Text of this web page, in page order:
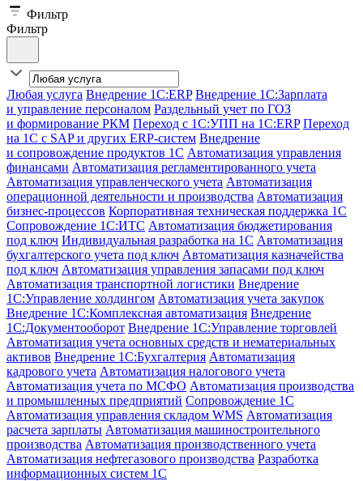
Фильтр
Фильтр
Любая услуга Внедрение 1С:ERP Внедрение 1С:Зарплата
и управление персоналом Раздельный учет по ГОЗ
и формирование РКМ Переход с 1С:УПП на 1С:ERP Переход
на 1С с SAP и других ERP-систем Внедрение
и сопровождение продуктов 1С Автоматизация управления
финансами Автоматизация регламентированного учета
Автоматизация управленческого учета Автоматизация
операционной деятельности и производства Автоматизация
бизнес-процессов Корпоративная техническая поддержка 1С
Сопровождение 1С:ИТС Автоматизация бюджетирования
под ключ Индивидуальная разработка на 1С Автоматизация
бухгалтерского учета под ключ Автоматизация казначейства
под ключ Автоматизация управления запасами под ключ
Автоматизация транспортной логистики Внедрение
1С:Управление холдингом Автоматизация учета закупок
Внедрение 1С:Комплексная автоматизация Внедрение
1С:Документооборот Внедрение 1С:Управление торговлей
Автоматизация учета основных средств и нематериальных
активов Внедрение 1С:Бухгалтерия Автоматизация
кадрового учета Автоматизация налогового учета
Автоматизация учета по МСФО Автоматизация производства
и промышленных предприятий Сопровождение 1С
Автоматизация управления складом WMS Автоматизация
расчета зарплаты Автоматизация машиностроительного
производства Автоматизация производственного учета
Автоматизация нефтегазового производства Разработка
информационных систем 1C